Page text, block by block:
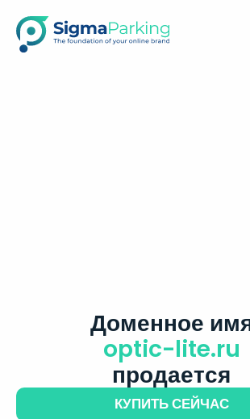
Доменное
optic-lite.ru
продается
КУПИТЬ СЕЙЧАС